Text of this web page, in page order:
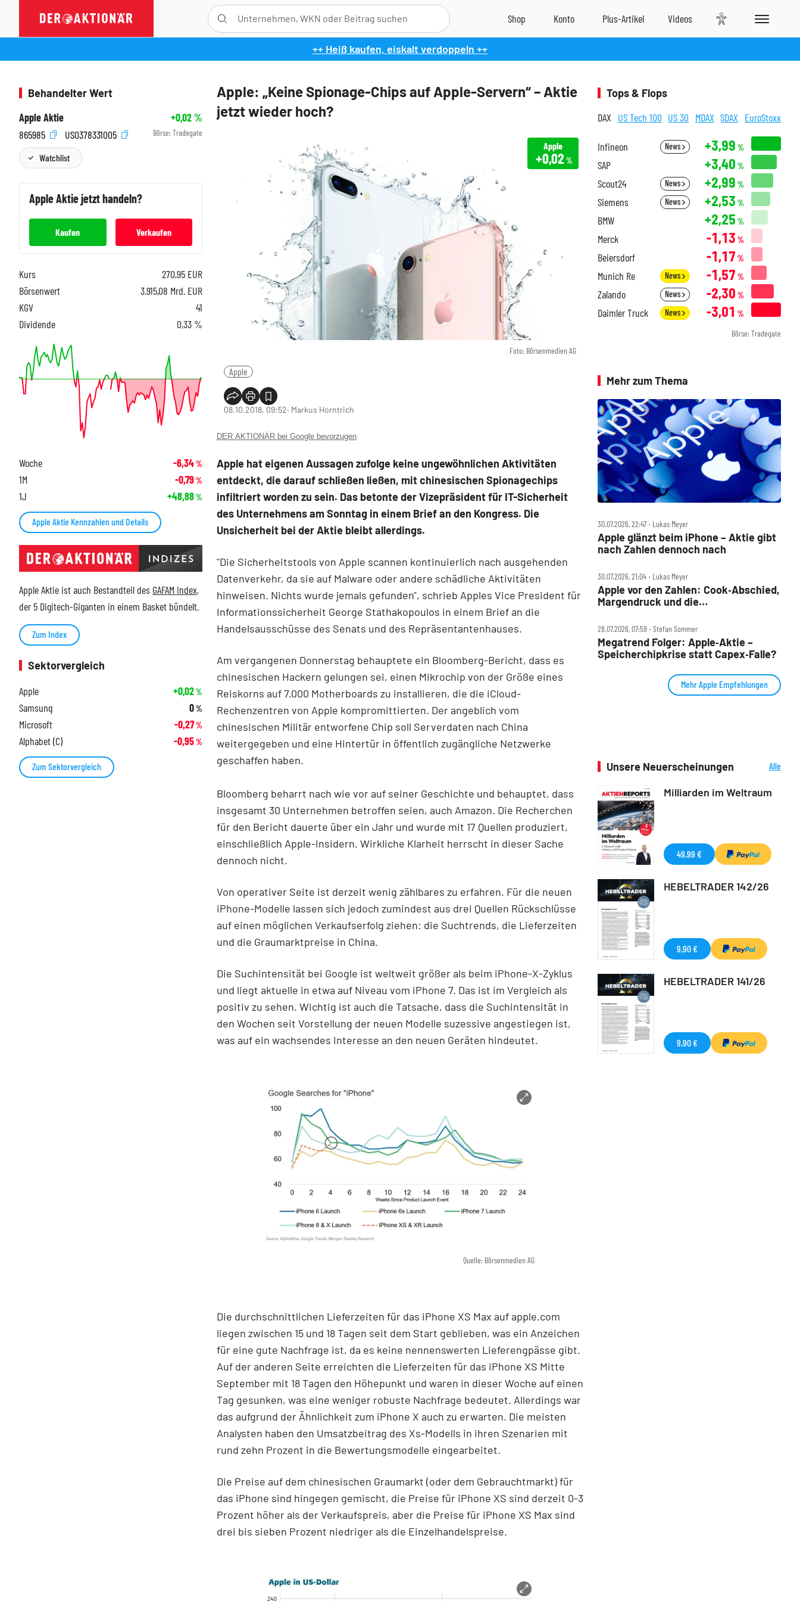
++ Heiß kaufen, eiskalt verdoppeln ++
Apple: „Keine Spionage-Chips auf Apple-Servern“ – Aktie
jetzt wieder hoch?
Foto: Börsenmedien AG
Apple
+0,02%
Apple
08.10.2018, 09:52‧ Markus Horntrich
DER AKTIONÄR bei Google bevorzugen
Apple hat eigenen Aussagen zufolge keine ungewöhnlichen Aktivitäten
entdeckt, die darauf schließen ließen, mit chinesischen Spionagechips
infiltriert worden zu sein. Das betonte der Vizepräsident für IT-Sicherheit
des Unternehmens am Sonntag in einem Brief an den Kongress. Die
Unsicherheit bei der Aktie bleibt allerdings.
"Die Sicherheitstools von Apple scannen kontinuierlich nach ausgehenden
Datenverkehr, da sie auf Malware oder andere schädliche Aktivitäten
hinweisen. Nichts wurde jemals gefunden", schrieb Apples Vice President für
Informationssicherheit George Stathakopoulos in einem Brief an die
Handelsausschüsse des Senats und des Repräsentantenhauses.
Am vergangenen Donnerstag behauptete ein Bloomberg-Bericht, dass es
chinesischen Hackern gelungen sei, einen Mikrochip von der Größe eines
Reiskorns auf 7.000 Motherboards zu installieren, die die iCloud-
Rechenzentren von Apple kompromittierten. Der angeblich vom
chinesischen Militär entworfene Chip soll Serverdaten nach China
weitergegeben und eine Hintertür in öffentlich zugängliche Netzwerke
geschaffen haben.
Bloomberg beharrt nach wie vor auf seiner Geschichte und behauptet, dass
insgesamt 30 Unternehmen betroffen seien, auch Amazon. Die Recherchen
für den Bericht dauerte über ein Jahr und wurde mit 17 Quellen produziert,
einschließlich Apple-Insidern. Wirkliche Klarheit herrscht in dieser Sache
dennoch nicht.
Von operativer Seite ist derzeit wenig zählbares zu erfahren. Für die neuen
iPhone-Modelle lassen sich jedoch zumindest aus drei Quellen Rückschlüsse
auf einen möglichen Verkaufserfolg ziehen: die Suchtrends, die Lieferzeiten
und die Graumarktpreise in China.
Die Suchintensität bei Google ist weltweit größer als beim iPhone-X-Zyklus
und liegt aktuelle in etwa auf Niveau vom iPhone 7. Das ist im Vergleich als
positiv zu sehen. Wichtig ist auch die Tatsache, dass die Suchintensität in
den Wochen seit Vorstellung der neuen Modelle suzessive angestiegen ist,
was auf ein wachsendes Interesse an den neuen Geräten hindeutet.
Quelle: Börsenmedien AG
Die durchschnittlichen Lieferzeiten für das iPhone XS Max auf apple.com
liegen zwischen 15 und 18 Tagen seit dem Start geblieben, was ein Anzeichen
für eine gute Nachfrage ist, da es keine nennenswerten Lieferengpässe gibt.
Auf der anderen Seite erreichten die Lieferzeiten für das iPhone XS Mitte
September mit 18 Tagen den Höhepunkt und waren in dieser Woche auf einen
Tag gesunken, was eine weniger robuste Nachfrage bedeutet. Allerdings war
das aufgrund der Ähnlichkeit zum iPhone X auch zu erwarten. Die meisten
Analysten haben den Umsatzbeitrag des Xs-Modells in ihren Szenarien mit
rund zehn Prozent in die Bewertungsmodelle eingearbeitet.
Die Preise auf dem chinesischen Graumarkt (oder dem Gebrauchtmarkt) für
das iPhone sind hingegen gemischt, die Preise für iPhone XS sind derzeit 0-3
Prozent höher als der Verkaufspreis, aber die Preise für iPhone XS Max sind
drei bis sieben Prozent niedriger als die Einzelhandelspreise.
Behandelter Wert
Apple Aktie
+0,02%
865985
US0378331005 Börse: Tradegate
Watchlist
AppleAktie jetzt handeln?
Kaufen Verkaufen
Kurs 270,95 EUR
Börsenwert
3.915,08 Mrd. EUR
KGV
41
Dividende
0,33 %
Woche -6,34%
1M -0,79%
1J +48,88%
Apple Aktie Kennzahlen und Details
Apple Aktie ist auch Bestandteil des GAFAM Index,
der 5 Digitech-Giganten in einem Basket bündelt.
Zum Index
Sektorvergleich
Apple
+0,02%
Samsung 0%
Microsoft -0,27%
Alphabet (C) -0,95%
Zum Sektorvergleich
Tops & Flops
DAX US Tech 100 US 30 MDAX SDAX EuroStoxx
Infineon News +3,99 %
SAP +3,40 %
Scout24 News +2,99 %
Siemens News +2,53 %
BMW +2,25 %
Merck -1,13 %
Beiersdorf -1,17 %
Munich Re News -1,57 %
Zalando News -2,30 %
Daimler Truck News -3,01 %
Börse: Tradegate
Mehr zum Thema
30.07.2026, 22:47 ‧ Lukas Meyer
Apple glänzt beim iPhone – Aktie gibt
nach Zahlen dennoch nach
30.07.2026, 21:04 ‧ Lukas Meyer
Apple vor den Zahlen: Cook‑Abschied,
Margendruck und die
28.07.2026, 07:59 ‧ Stefan Sommer
Megatrend Folger: Apple‑Aktie –
Speicherchipkrise statt Capex‑Falle?
Mehr Apple Empfehlungen
Unsere Neuerscheinungen
Alle
Milliarden im Weltraum
49,99 €
HEBELTRADER 142/26
9,90 €
HEBELTRADER 141/26
9,90 €